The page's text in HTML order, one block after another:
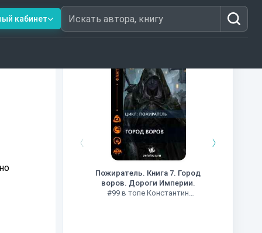
кабинет Искать автора, книгу
Книги из топ-100
Пожиратель. Книга 7. Город
воров. Дороги Империи.
#99 в топе Константин